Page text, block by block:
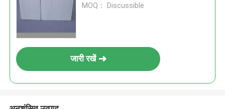
MOQ： Discussible
जारी रखें